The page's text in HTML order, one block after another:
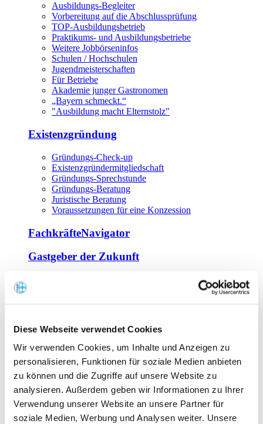
Diese Webseite verwendet Cookies
Wir verwenden Cookies, um Inhalte und Anzeigen zu
personalisieren, Funktionen für soziale Medien anbieten
zu können und die Zugriffe auf unsere Website zu
analysieren. Außerdem geben wir Informationen zu Ihrer
Verwendung unserer Website an unsere Partner für
soziale Medien, Werbung und Analysen weiter. Unsere
Ausbildungs-Begleiter
Vorbereitung auf die Abschlussprüfung
TOP-Ausbildungsbetrieb
Praktikums- und Ausbildungsbetriebe
Weitere Jobbörseninfos
Schulen / Hochschulen
Jugendmeisterschaften
Für Betriebe
Akademie junger Gastronomen
„Bayern schmeckt.“
"Ausbildung macht Elternstolz"
Existenzgründung
Gründungs-Check-up
Existenzgründermitgliedschaft
Gründungs-Sprechstunde
Gründungs-Beratung
Juristische Beratung
Voraussetzungen für eine Konzession
FachkräfteNavigator
Gastgeber der Zukunft
Offene Seminare
Tagen im Palais
Wirte-und Unternehmerbrief
Lernplattform BOUNTI
Partner
Branchennahe Organisationen